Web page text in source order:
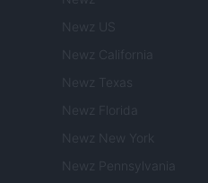
Newz US
Newz California
Newz Texas
Newz Florida
Newz New York
Newz Pennsylvania